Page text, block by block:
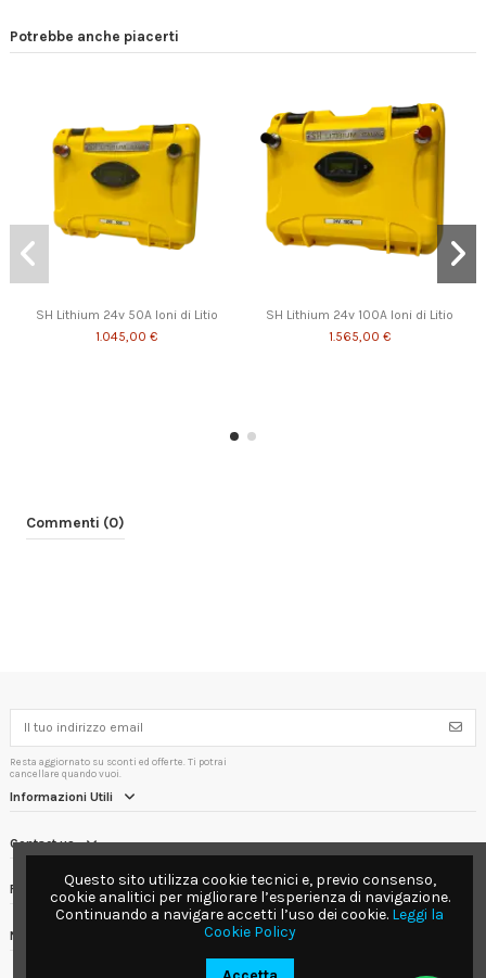
Potrebbe anche piacerti
SH Lithium 24v 50A Ioni di Litio
1.045,00 €
SH Lithium 24v 100A Ioni di Litio
1.565,00 €
Commenti (0)
Resta aggiornato su sconti ed offerte. Ti potrai
cancellare quando vuoi.
Informazioni Utili
Contact us
Follow us
Newsletter
Questo sito utilizza cookie tecnici e, previo consenso,
cookie analitici per migliorare l’esperienza di navigazione.
Continuando a navigare accetti l’uso dei cookie. Leggi la
Cookie Policy